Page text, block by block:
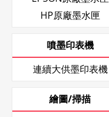
HP原廠墨水匣
噴墨印表機
連續大供墨印表機
繪圖/掃描